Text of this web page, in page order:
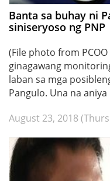
Banta sa buhay ni
siniseryoso ng PNP
(File photo from PCOO
ginagawang
laban sa mga
Pangulo. Una na
August 23, 2018